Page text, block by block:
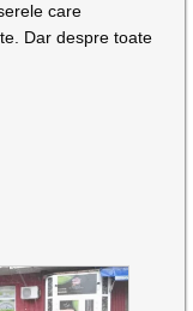
care
Dar despre toate